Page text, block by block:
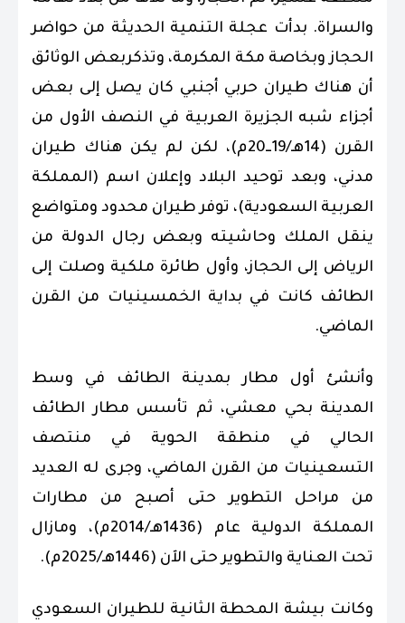
والسراة. بدأت عجلة التنمية الحديثة من حواضر
الحجاز وبخاصة مكة المكرمة، وتذكربعض الوثائق
أن هناك طيران حربي أجنبي كان يصل إلى بعض
أجزاء شبه الجزيرة العربية في النصف الأول من
القرن (14هـ/19ــ20م)، لكن لم يكن هناك طيران
مدني، وبعد توحيد البلاد وإعلان اسم (المملكة
العربية السعودية)، توفر طيران محدود ومتواضع
ينقل الملك وحاشيته وبعض رجال الدولة من
الرياض إلى الحجاز، وأول طائرة ملكية وصلت إلى
الطائف كانت في بداية الخمسينيات من القرن
الماضي.
وأنشئ أول مطار بمدينة الطائف في وسط
المدينة بحي معشي، ثم تأسس مطار الطائف
الحالي في منطقة الحوية في منتصف
التسعينيات من القرن الماضي، وجرى له العديد
من مراحل التطوير حتى أصبح من مطارات
المملكة الدولية عام (1436هـ/2014م)، ومازال
تحت العناية والتطوير حتى الآن (1446هـ/2025م).
وكانت بيشة المحطة الثانية للطيران السعودي